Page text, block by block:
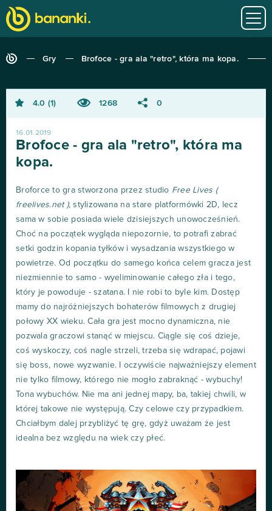
Gry Brofoce - gra ala "retro", która ma kopa.
4.0 1 1268 0
16.01.2019
Brofoce - gra ala "retro", która ma
kopa.
Broforce to gra stworzona przez studio Free Lives (
freelives.net ), stylizowana na stare platformówki 2D, lecz
sama w sobie posiada wiele dzisiejszych unowocześnień.
Choć na początek wygląda niepozornie, to potrafi zabrać
setki godzin kopania tyłków i wysadzania wszystkiego w
powietrze. Od początku do samego końca celem gracza jest
niezmiennie to samo - wyeliminowanie całego zła i tego,
który je powoduje - szatana. I nie robi to byle kim. Dostęp
mamy do najróżniejszych bohaterów filmowych z drugiej
połowy XX wieku. Cała gra jest mocno dynamiczna, nie
pozwala graczowi stanąć w miejscu. Ciągle się coś dzieje,
coś wyskoczy, coś nagle strzeli, trzeba się wdrapać, pojawi
się boss, nowe wyzwanie. I oczywiście najważniejszy element
nie tylko filmowy, którego nie mogło zabraknąć - wybuchy!
Tona wybuchów. Nie ma ani jednej mapy, ba, takiej chwili, w
której takowe nie występują. Czy celowe czy przypadkiem.
Chciałbym dalej przybliżyć tę grę, gdyż uważam że jest
idealna bez względu na wiek czy płeć.